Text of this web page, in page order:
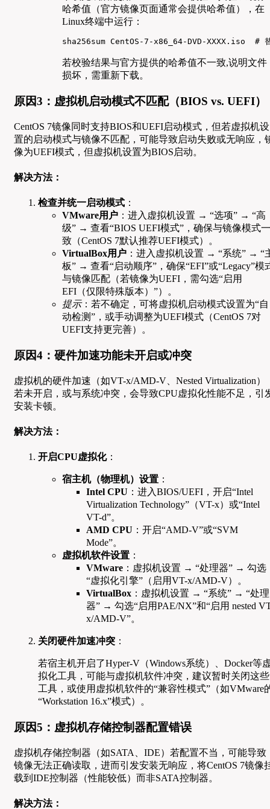
哈希值（官方镜像页面通常会提供哈希值），在
Linux终端中运行：
sha256sum CentOS-7-x86_64-DVD-XXXX.iso  # 替
若校验结果与官方提供的哈希值不一致,说明文件
损坏，需重新下载。
原因3：虚拟机启动模式不匹配（BIOS vs. UEFI）
CentOS 7镜像同时支持BIOS和UEFI启动模式，但若虚拟机设
置的启动模式与镜像不匹配，可能导致启动失败或无响应，
像为UEFI模式，但虚拟机设置为BIOS启动。
解决方法：
检查并统一启动模式 ：
VMware用户 ：进入虚拟机设置 → “选项” → “高
级” → 查看“BIOS UEFI模式”，确保与镜像模式一
致（CentOS 7默认推荐UEFI模式）。
VirtualBox用户 ：进入虚拟机设置 → “系统” → “
板” → 查看“启动顺序”，确保“EFI”或“Legacy”模
与镜像匹配（若镜像为UEFI，需勾选“启用
EFI（仅限特殊版本）”）。
提示：若不确定，可将虚拟机启动模式设置为“自
动检测”，或手动调整为UEFI模式（CentOS 7对
UEFI支持更完善）。
原因4：硬件加速功能未开启或冲突
虚拟机的硬件加速（如VT-x/AMD-V、Nested Virtualization）
若未开启，或与系统冲突，会导致CPU虚拟化性能不足，引
安装卡顿。
解决方法：
开启CPU虚拟化：
宿主机（物理机）设置 ：
Intel CPU ：进入BIOS/UEFI，开启“Intel
Virtualization Technology”（VT-x）或“Intel
VT-d”。
AMD CPU ：开启“AMD-V”或“SVM
Mode”。
虚拟机软件设置 ：
VMware ：虚拟机设置 → “处理器” → 勾选
“虚拟化引擎”（启用VT-x/AMD-V）。
VirtualBox ：虚拟机设置 → “系统” → “处理
器” → 勾选“启用PAE/NX”和“启用 nested
x/AMD-V”。
关闭硬件加速冲突 ：
若宿主机开启了Hyper-V（Windows系统）、Docker等
拟化工具，可能与虚拟机软件冲突，建议暂时关闭这些
工具，或使用虚拟机软件的“兼容性模式”（如VMware
“Workstation 16.x”模式）。
原因5：虚拟机存储控制器配置错误
虚拟机存储控制器（如SATA、IDE）若配置不当，可能导致
镜像无法正确读取，进而引发安装无响应，将CentOS 7镜像
载到IDE控制器（性能较低）而非SATA控制器。
解决方法：